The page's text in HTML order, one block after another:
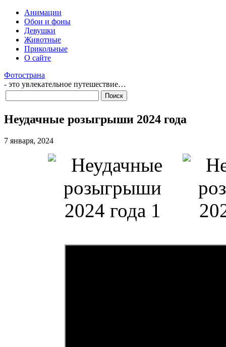
Анимации
Обои и фоны
Девушки
Животные
Прикольные
О сайте
Фотострана
- это увлекательное путешествие…
Неудачные розыгрыши 2024 года
7 января, 2024